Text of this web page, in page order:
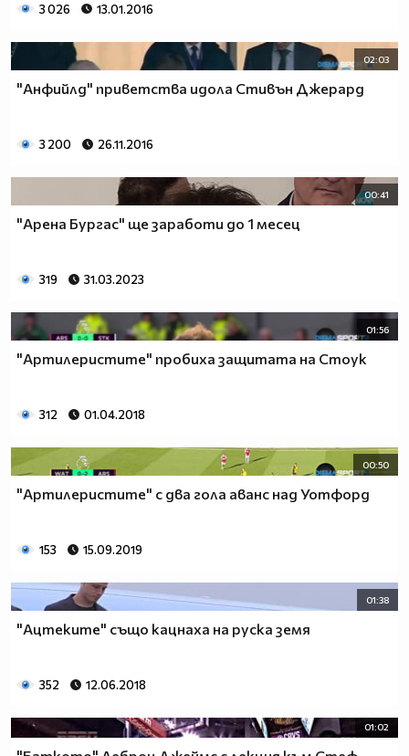
3 026 13.01.2016
02:03
"Анфийлд" приветства идола Стивън Джерард
3 200 26.11.2016
00:41
"Арена Бургас" ще заработи до 1 месец
319 31.03.2023
01:56
"Артилеристите" пробиха защитата на Стоук
312 01.04.2018
00:50
"Артилеристите" с два гола аванс над Уотфорд
153 15.09.2019
01:38
"Ацтеките" също кацнаха на руска земя
352 12.06.2018
01:02